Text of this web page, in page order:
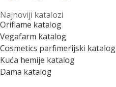
Najnoviji katalozi
Oriflame katalog
Vegafarm katalog
Cosmetics parfimerijski katalog
Kuća hemije katalog
Dama katalog